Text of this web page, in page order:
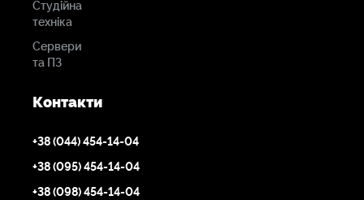
Студійна
техніка
Сервери
та ПЗ
Контакти
+38 (044) 454-14-04
+38 (095) 454-14-04
+38 (098) 454-14-04